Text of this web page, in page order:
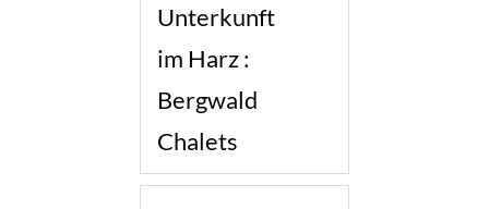
Unterkunft
im Harz :
Bergwald
Chalets